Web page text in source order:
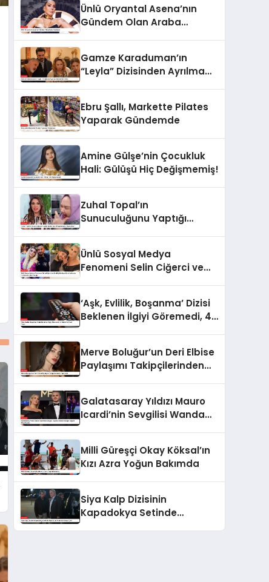
Ünlü Oryantal Asena’nın
Gündem Olan Araba
Gamze Karaduman’ın
“Leyla” Dizisinden Ayrılma
Ebru Şallı, Markette Pilates
Yaparak Gündemde
Amine Gülşe’nin Çocukluk
Hali: Gülüşü Hiç Değişmemiş!
Zuhal Topal’ın
Sunuculuğunu Yaptığı
Ünlü Sosyal Medya
Fenomeni Selin Ciğerci ve
Yasağı
‘Aşk, Evlilik, Boşanma’ Dizisi
Beklenen İlgiyi Göremedi, 4.
Merve Boluğur’un Deri Elbise
Paylaşımı Takipçilerinden
Galatasaray Yıldızı Mauro
Icardi’nin Sevgilisi Wanda
Milli Güreşçi Okay Köksal’ın
Kızı Azra Yoğun Bakımda
Siya Kalp Dizisinin
Kapadokya Setinde